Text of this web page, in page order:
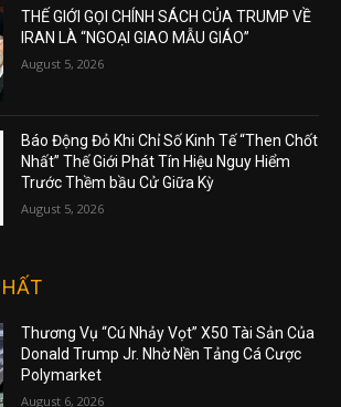
THẾ GIỚI GỌI CHÍNH SÁCH CỦA TRUMP VỀ
IRAN LÀ “NGOẠI GIAO MẪU GIÁO”
August 5, 2026
Báo Động Đỏ Khi Chỉ Số Kinh Tế “Then Chốt
Nhất” Thế Giới Phát Tín Hiệu Nguy Hiểm
Trước Thềm bầu Cử Giữa Kỳ
August 5, 2026
Thương Vụ “Cú Nhảy Vọt” X50 Tài Sản Của
Donald Trump Jr. Nhờ Nền Tảng Cá Cược
Polymarket
August 6, 2026